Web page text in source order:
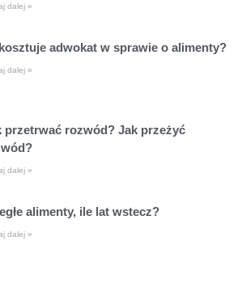
dalej »
adwokat w sprawie o alimenty?
dalej »
przetrwać rozwód? Jak przeżyć
dalej »
alimenty, ile lat wstecz?
dalej »